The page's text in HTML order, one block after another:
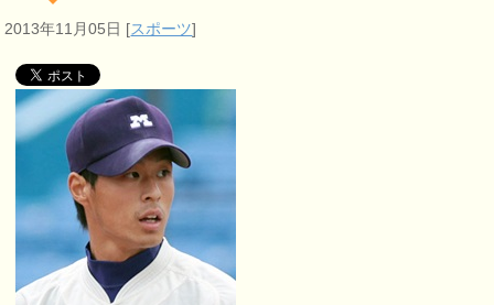
2013年11月05日 [スポーツ]